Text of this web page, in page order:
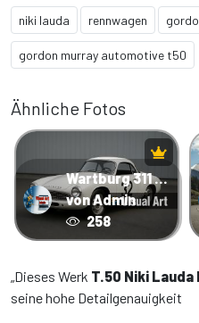
niki lauda rennwagen
gordon murray automotive t50
Ähnliche Fotos
Wartburg 311 Rennwagen
von Admin
258
„Dieses Werk T.50 Niki Lauda
seine hohe Detailgenauigkeit